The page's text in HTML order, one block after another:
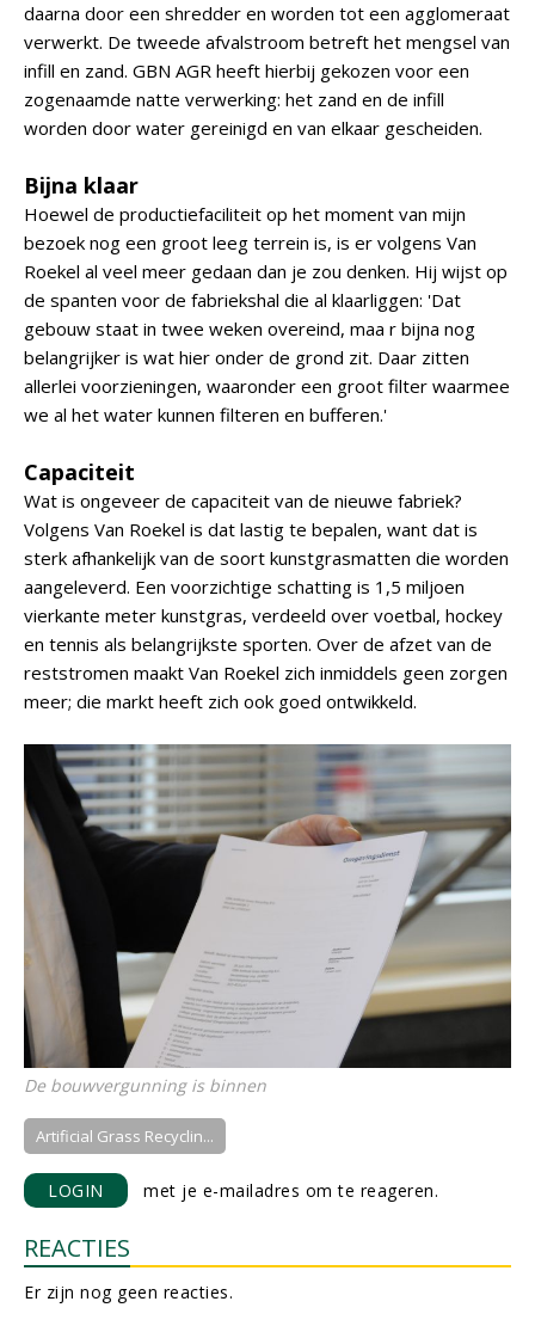
daarna door een shredder en worden tot een agglomeraat
verwerkt. De tweede afvalstroom betreft het mengsel van
infill en zand. GBN AGR heeft hierbij gekozen voor een
zogenaamde natte verwerking: het zand en de infill
worden door water gereinigd en van elkaar gescheiden.
Bijna klaar
Hoewel de productiefaciliteit op het moment van mijn
bezoek nog een groot leeg terrein is, is er volgens Van
Roekel al veel meer gedaan dan je zou denken. Hij wijst op
de spanten voor de fabriekshal die al klaarliggen: 'Dat
gebouw staat in twee weken overeind, maa r bijna nog
belangrijker is wat hier onder de grond zit. Daar zitten
allerlei voorzieningen, waaronder een groot filter waarmee
we al het water kunnen filteren en bufferen.'
Capaciteit
Wat is ongeveer de capaciteit van de nieuwe fabriek?
Volgens Van Roekel is dat lastig te bepalen, want dat is
sterk afhankelijk van de soort kunstgrasmatten die worden
aangeleverd. Een voorzichtige schatting is 1,5 miljoen
vierkante meter kunstgras, verdeeld over voetbal, hockey
en tennis als belangrijkste sporten. Over de afzet van de
reststromen maakt Van Roekel zich inmiddels geen zorgen
meer; die markt heeft zich ook goed ontwikkeld.
De bouwvergunning is binnen
Artificial Grass Recyclin...
LOGIN met je e-mailadres om te reageren.
REACTIES
Er zijn nog geen reacties.